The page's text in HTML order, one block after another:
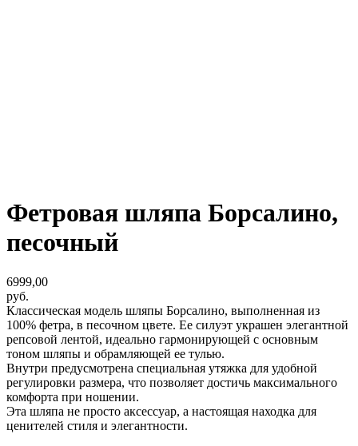
Фетровая шляпа Борсалино,
песочный
6999,00
руб.
Классическая модель шляпы Борсалино, выполненная из
100% фетра, в песочном цвете. Ее силуэт украшен элегантной
репсовой лентой, идеально гармонирующей с основным
тоном шляпы и обрамляющей ее тулью.
Внутри предусмотрена специальная утяжка для удобной
регулировки размера, что позволяет достичь максимального
комфорта при ношении.
Эта шляпа не просто аксессуар, а настоящая находка для
ценителей стиля и элегантности.